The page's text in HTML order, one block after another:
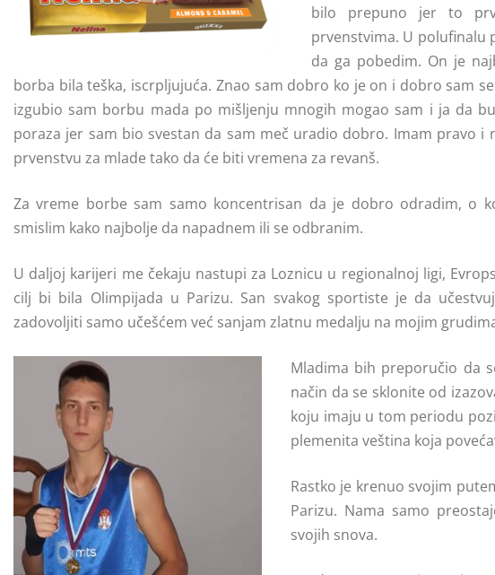
bilo prepuno jer to
prvenstvima. U polufinalu
da ga pobedim. On je
borba bila teška, iscrpljujuća. Znao sam dobro ko je on i dobro sam
izgubio sam borbu mada po mišljenju mnogih mogao sam i ja da
poraza jer sam bio svestan da sam meč uradio dobro. Imam pravo i
prvenstvu za mlade tako da će biti vremena za revanš.
Za vreme borbe sam samo koncentrisan da je dobro odradim, o
smislim kako najbolje da napadnem ili se odbranim.
U daljoj karijeri me čekaju nastupi za Loznicu u regionalnoj ligi,
cilj bi bila Olimpijada u Parizu. San svakog sportiste je da
zadovoljiti samo učešćem već sanjam zlatnu medalju na mojim
Mladima bih preporučio da
način da se sklonite od
koju imaju u tom periodu
plemenita veština koja
Rastko je krenuo svojim
Parizu. Nama samo
svojih snova.